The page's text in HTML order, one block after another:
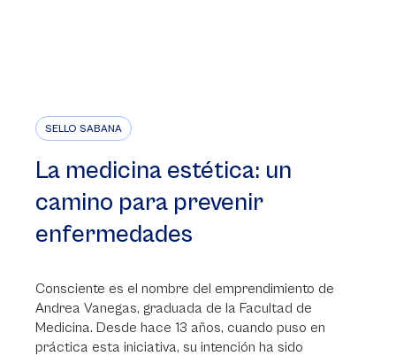
SELLO SABANA
La medicina estética: un
camino para prevenir
enfermedades
Consciente es el nombre del emprendimiento de
Andrea Vanegas, graduada de la Facultad de
Medicina. Desde hace 13 años, cuando puso en
práctica esta iniciativa, su intención ha sido